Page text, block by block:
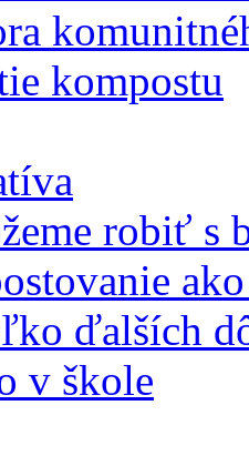
kompostu
robiť s
ďalších
v škole